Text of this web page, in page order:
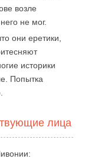
возле
не мог.
они еретики,
историки
Попытка
лица